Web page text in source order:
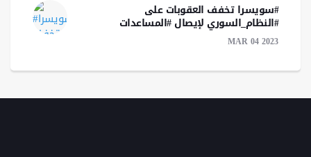
#سويسرا تخفف العقوبات على
#النظام_السوري لإيصال #المساعدات
MAR 04 2023